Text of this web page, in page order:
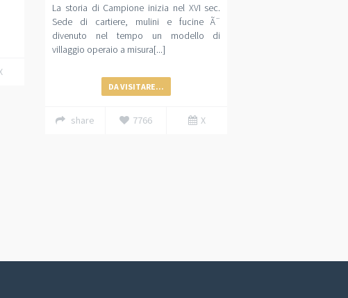
La storia di Campione inizia nel XVI sec.
Sede di cartiere, mulini e fucine Ã¨
divenuto nel tempo un modello di
villaggio operaio a misura[...]
DA VISITARE...
share 7766 X